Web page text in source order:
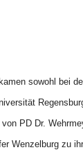
sowohl bei
PD Dr.
Wenzelburg zu